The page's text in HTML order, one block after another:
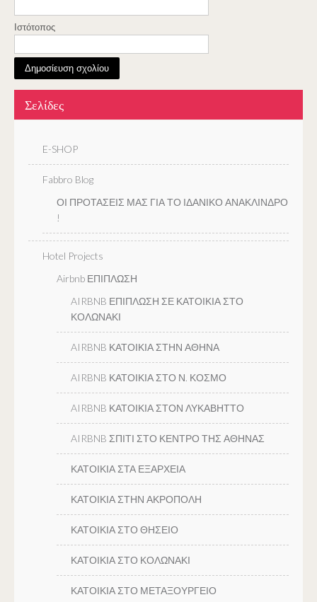
Ιστότοπος
Σελίδες
E-SHOP
Fabbro Blog
ΟΙ ΠΡΟΤΑΣΕΙΣ ΜΑΣ ΓΙΑ ΤΟ ΙΔΑΝΙΚΟ ΑΝΑΚΛΙΝΔΡΟ
!
Hotel Projects
Airbnb ΕΠΙΠΛΩΣΗ
AIRBNB ΕΠΙΠΛΩΣΗ ΣΕ ΚΑΤΟΙΚΙΑ ΣΤΟ
ΚΟΛΩΝΑΚΙ
AIRBNB ΚΑΤΟΙΚΙΑ ΣΤΗΝ ΑΘΗΝΑ
AIRBNB ΚΑΤΟΙΚΙΑ ΣΤΟ Ν. ΚΟΣΜΟ
AIRBNB ΚΑΤΟΙΚΙΑ ΣΤΟΝ ΛΥΚΑΒΗΤΤΟ
AIRBNB ΣΠΙΤΙ ΣΤΟ ΚΕΝΤΡΟ ΤΗΣ ΑΘΗΝΑΣ
ΚΑΤΟΙΚΙΑ ΣΤΑ ΕΞΑΡΧΕΙΑ
ΚΑΤΟΙΚΙΑ ΣΤΗΝ ΑΚΡΟΠΟΛΗ
ΚΑΤΟΙΚΙΑ ΣΤΟ ΘΗΣΕΙΟ
ΚΑΤΟΙΚΙΑ ΣΤΟ ΚΟΛΩΝΑΚΙ
ΚΑΤΟΙΚΙΑ ΣΤΟ ΜΕΤΑΞΟΥΡΓΕΙΟ